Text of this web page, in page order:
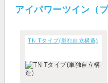
アイパワーツイン（
TN Tタイプ(単独自立構造)